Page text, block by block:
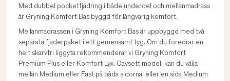
Med dubbel pocketfjädring i både underdel och mellanmadrass
är Gryning Komfort Bas byggd för långvarig komfort.
Mellanmadrassen i Gryning Komfort Bas är uppbyggd med två
separata fjäderpaket i ett gemensamt tyg. Om du föredrar en
helt skarvfri liggyta rekommenderar vi Gryning Komfort
Premium Plus eller Komfort Lyx. Oavsett modell kan du välja
mellan Medium eller Fast på båda sidorna, eller en sida Medium